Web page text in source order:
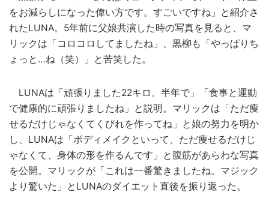
をお減らしになった偉い方です。すごいですね」と紹介さ
れたLUNA。5年前に父娘共演した時の写真を見ると、マ
リックは「コロコロしてましたね」、黒柳も「やっぱりち
ょっと…ね（笑）」と苦笑した。
LUNAは「頑張りました22キロ。半年で」「食事と運動
で健康的に頑張りましたね」と説明。マリックは「ただ痩
せるだけじゃなくてくびれを作ってね」と娘の努力を明か
し、LUNAは「ボディメイクといって、ただ痩せるだけじ
ゃなくて、身体の形を作るんです」と腹筋があらわな写真
を公開。マリックが「これは一番驚きましたね。マジック
より驚いた」とLUNAのダイエット直後を振り返った。